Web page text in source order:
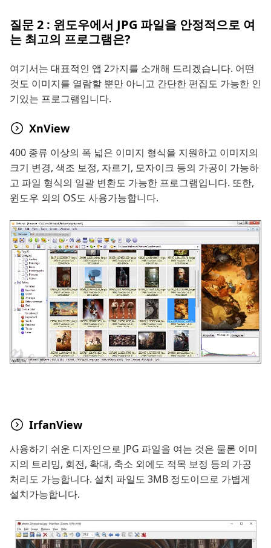
질문 2 : 윈도우에서 JPG 파일을 안정적으로 여
는 최고의 프로그램은?
여기서는 대표적인 앱 2가지를 소개해 드리겠습니다. 어떤
것도 이미지를 열람할 뿐만 아니고 간단한 편집도 가능한 인
기있는 프로그램입니다.
XnView
400 종류 이상의 폭 넓은 이미지 형식을 지원하고 이미지의
크기 변경, 색조 보정, 자르기, 모자이크 등의 가공이 가능하
고 파일 형식의 일괄 변환도 가능한 프로그램입니다. 또한,
윈도우 외의 OS도 사용가능합니다.
IrfanView
사용하기 쉬운 디자인으로 JPG 파일을 여는 것은 물론 이미
지의 트리밍, 회전, 확대, 축소 외에도 적목 보정 등의 가공
처리도 가능합니다. 설치 파일도 3MB 정도이므로 가볍게
설치가능합니다.